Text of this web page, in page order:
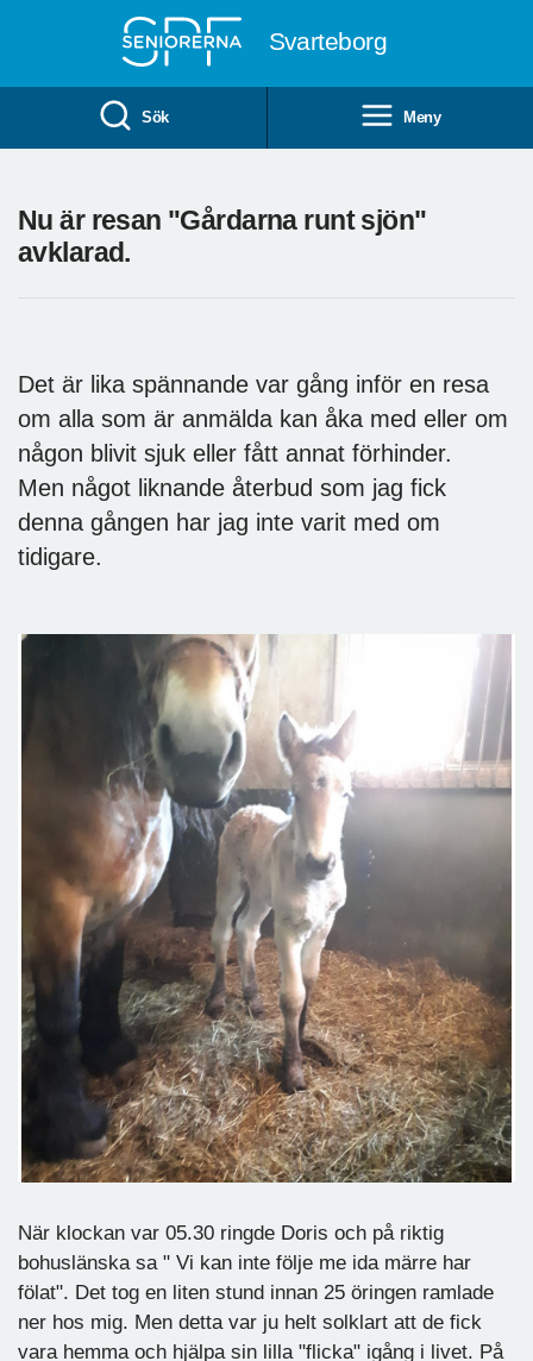
Svarteborg
Sök Meny
Nu är resan "Gårdarna runt sjön"
avklarad.
Det är lika spännande var gång inför en resa
om alla som är anmälda kan åka med eller om
någon blivit sjuk eller fått annat förhinder.
Men något liknande återbud som jag fick
denna gången har jag inte varit med om
tidigare.
När klockan var 05.30 ringde Doris och på riktig
bohuslänska sa " Vi kan inte följe me ida märre har
fölat". Det tog en liten stund innan 25 öringen ramlade
ner hos mig. Men detta var ju helt solklart att de fick
vara hemma och hjälpa sin lilla "flicka" igång i livet. På